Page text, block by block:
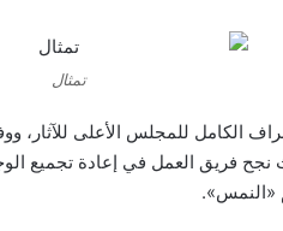
تمثال
الكامل للمجلس الأعلى للآثار،
نجح فريق العمل في إعادة تجميع
«النمس».